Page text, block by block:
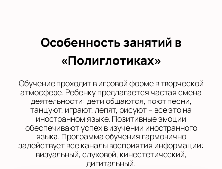
Особенность занятий в
«Полиглотиках»
Обучение проходит в игровой форме в творческой
атмосфере. Ребенку предлагается частая смена
деятельности: дети общаются, поют песни,
танцуют, играют, лепят, рисуют – все это на
иностранном языке. Позитивные эмоции
обеспечивают успех в изучении иностранного
языка. Программа обучения гармонично
задействует все каналы восприятия информации:
визуальный, слуховой, кинестетический,
дигитальный.